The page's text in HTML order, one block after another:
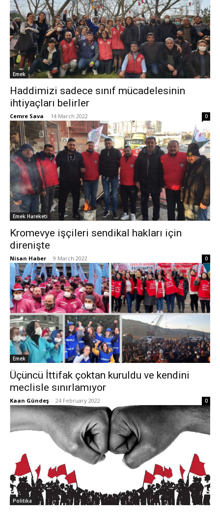
Emek
Haddimizi sadece sınıf mücadelesinin
ihtiyaçları belirler
Cemre Sava - 14 March 2022 0
Emek Hareketi
Kromevye işçileri sendikal hakları için
direnişte
Nisan Haber - 9 March 2022 0
Emek
Üçüncü İttifak çoktan kuruldu ve kendini
meclisle sınırlamıyor
Kaan Gündeş - 24 February 2022 0
Politika